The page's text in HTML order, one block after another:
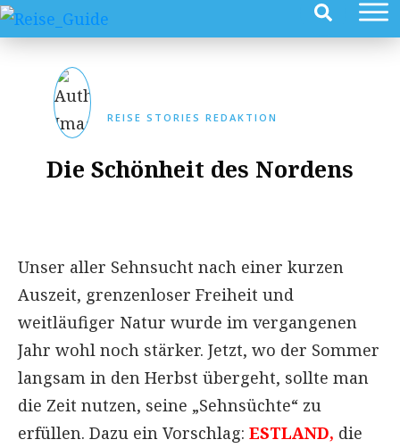
REISE STORIES REDAKTION
Die Schönheit des Nordens
Unser aller Sehnsucht nach einer kurzen
Auszeit, grenzenloser Freiheit und
weitläufiger Natur wurde im vergangenen
Jahr wohl noch stärker. Jetzt, wo der Sommer
langsam in den Herbst übergeht, sollte man
die Zeit nutzen, seine „Sehnsüchte“ zu
erfüllen. Dazu ein Vorschlag: ESTLAND, die